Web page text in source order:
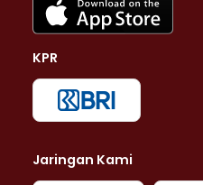
KPR
Jaringan Kami